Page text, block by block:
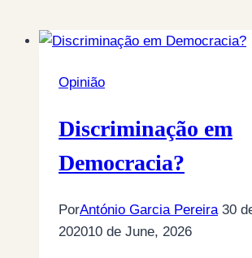
Opinião
Discriminação em
Democracia?
PorAntónio Garcia Pereira 30
202010 de June, 2026